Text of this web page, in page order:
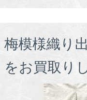
梅模様織り
をお買取り